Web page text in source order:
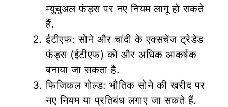
म्युचुअल फंड्स पर नए नियम लागू हो सकते
हैं.
ईटीएफ: सोने और चांदी के एक्सचेंज ट्रेडेड
फंड्स (ईटीएफ) को और अधिक आकर्षक
बनाया जा सकता है.
फिजिकल गोल्ड: भौतिक सोने की खरीद पर
नए नियम या प्रतिबंध लगाए जा सकते हैं.